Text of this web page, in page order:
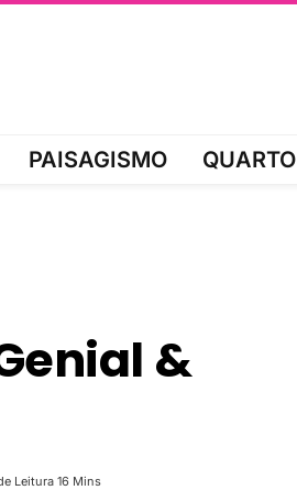
PAISAGISMO QUARTO
&
Leitura 16 Mins